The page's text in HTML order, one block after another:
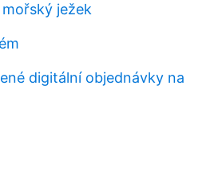
ježek
digitální objednávky na